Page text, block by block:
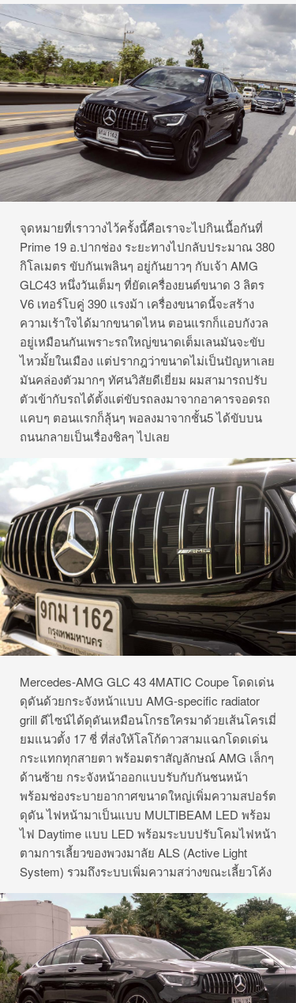
จุดหมายที่เราวางไว้ครั้งนี้คือเราจะไปกินเนื้อกันที่​
Prime 19 อ.ปากช่อง ระยะทางไปกลับประมาณ​ 380​
กิโลเมตร​ ขับกันเพลินๆ​ อยู่กันยาวๆ​ กับเจ้า​ AMG
GLC43​​ หนึ่งวันเต็มๆ​ ที่ยัดเครื่องยนต์ขนาด 3 ลิตร
V6 เทอร์โบคู่ 390 แรงม้า เครื่องขนาดนี้จะสร้าง
ความเร้าใจได้มากขนาดไหน ตอนแรกก็แอบกังวล
อยู่เหมือนกันเพราะรถใหญ่ขนาดเต็มเลนมันจะขับ
ไหวมั้ยในเมือง แต่ปรากฎว่าขนาดไม่เป็นปัญหาเลย
มันคล่องตัวมากๆ​ ทัศนวิสัย​ดีเยี่ยม​ ผมสามารถปรับ
ตัวเข้ากับรถได้ตั้งแต่ขับรถลงมาจากอาคารจอดรถ
แคบๆ​ ตอนแรกก็ลุ้นๆ​ พอลงมาจากชั้น5 ได้ขับบน
ถนนกลายเป็นเรื่องชิลๆ​ ไปเลย
Mercedes-AMG GLC 43 4MATIC Coupe โดดเด่น
ดุดันด้วยกระจังหน้าแบบ AMG-specific radiator
grill ดีไซน์ได้ดุดันเหมือนโกรธใครมาด้วยเส้นโครเมี่
ยมแนวตั้ง 17 ชี่ ที่ส่งให้โลโก้ดาวสามแฉกโดดเด่น
กระแทกทุกสายตา พร้อมตราสัญลักษณ์ AMG เล็กๆ
ด้านซ้าย กระจังหน้าออกแบบรับกับกันชนหน้า
พร้อมช่องระบายอากาศขนาดใหญ่เพิ่มความสปอร์ต
ดุดัน ไฟหน้ามาเป็นแบบ MULTIBEAM LED พร้อม
ไฟ Daytime แบบ LED พร้อมระบบปรับโคมไฟหน้า
ตามการเลี้ยวของพวงมาลัย ALS (Active Light
System) รวมถึงระบบเพิ่มความสว่างขณะเลี้ยวโค้ง